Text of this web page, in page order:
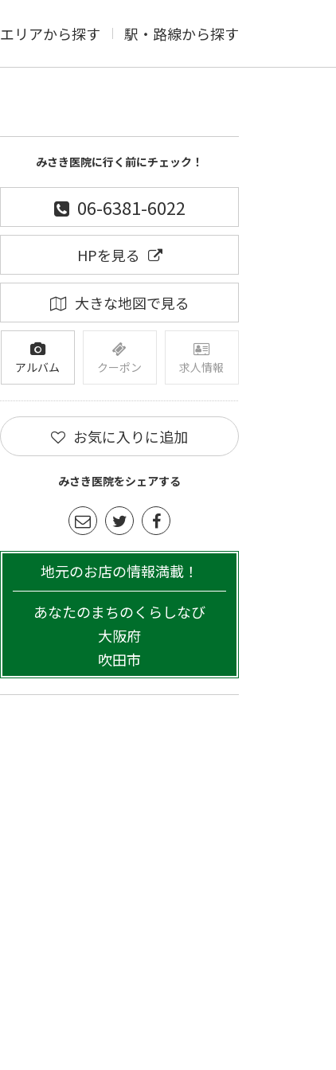
エリアから探す 駅・路線から探す
みさき医院に行く前にチェック！
06-6381-6022
HPを見る
大きな地図で見る
アルバム クーポン 求人情報
お気に入りに追加
みさき医院をシェアする
地元のお店の情報満載！
あなたのまちのくらしなび
大阪府
吹田市